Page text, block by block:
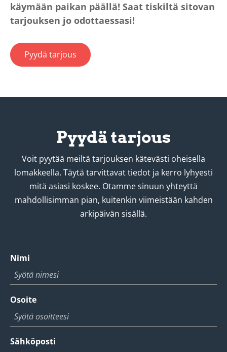
käymään paikan päällä! Saat tiskiltä sitovan
tarjouksen jo odottaessasi!
Pyydä tarjous
Pyydä tarjous
Voit pyytää meiltä tarjouksen kätevästi oheisella
lomakkeella. Täytä tarvittavat tiedot ja kerro lyhyesti
mitä asiasi koskee. Otamme sinuun yhteyttä
mahdollisimman pian, kuitenkin viimeistään kahden
arkipäivän sisällä.
Nimi
Osoite
Sähköposti